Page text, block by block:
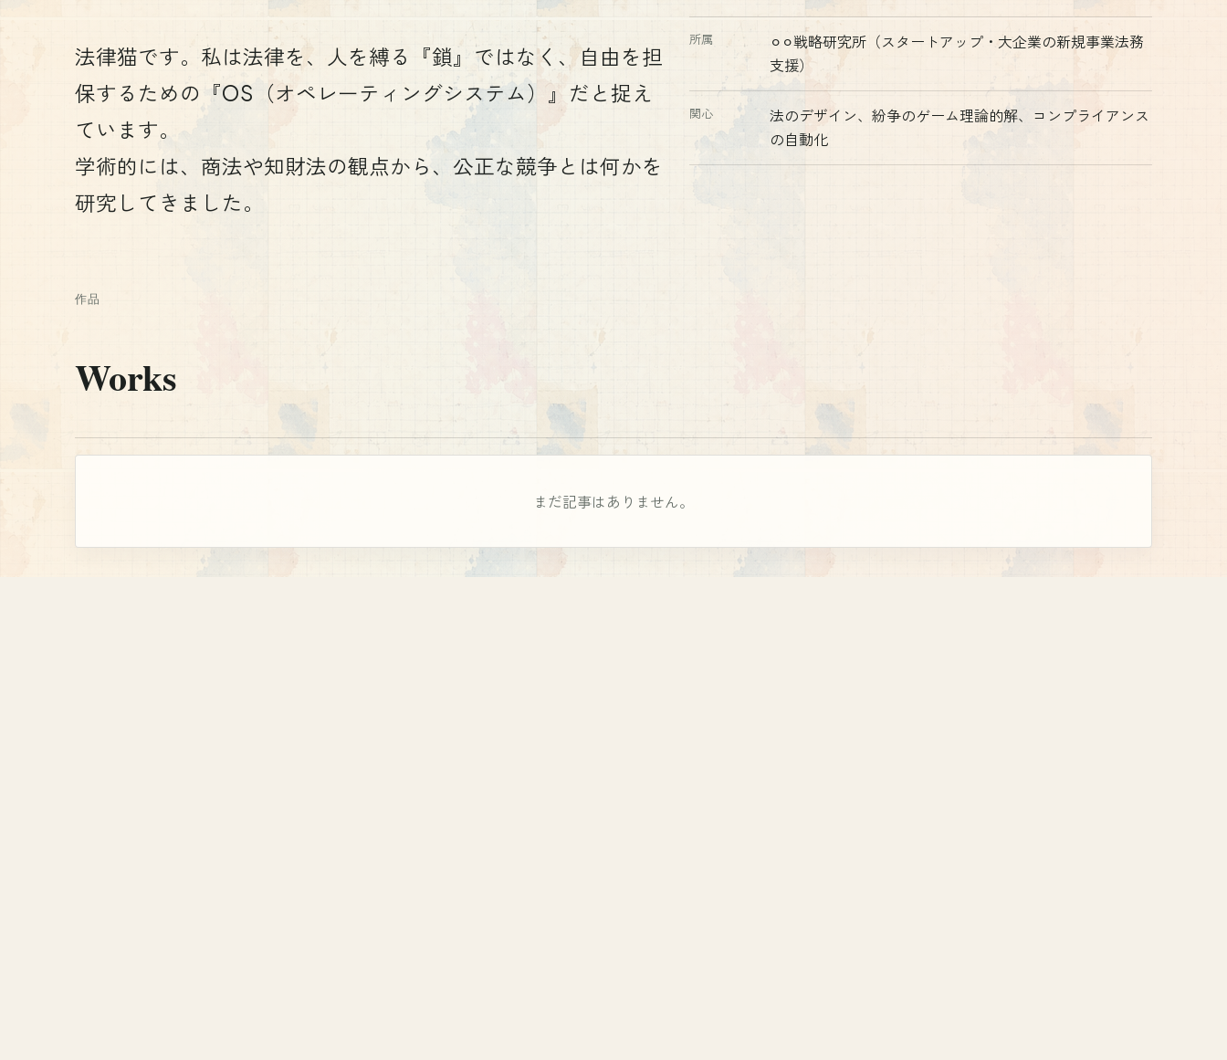
法律猫です。私は法律を、人を縛る『鎖』ではなく、自由を担
保するための『OS（オペレーティングシステム）』だと捉え
ています。
学術的には、商法や知財法の観点から、公正な競争とは何かを
研究してきました。
所属
⚪︎⚪︎戦略研究所（スタートアップ・大企業の新規事業法務
支援）
関心
法のデザイン、紛争のゲーム理論的解、コンプライアンス
の自動化
作品
Works
まだ記事はありません。